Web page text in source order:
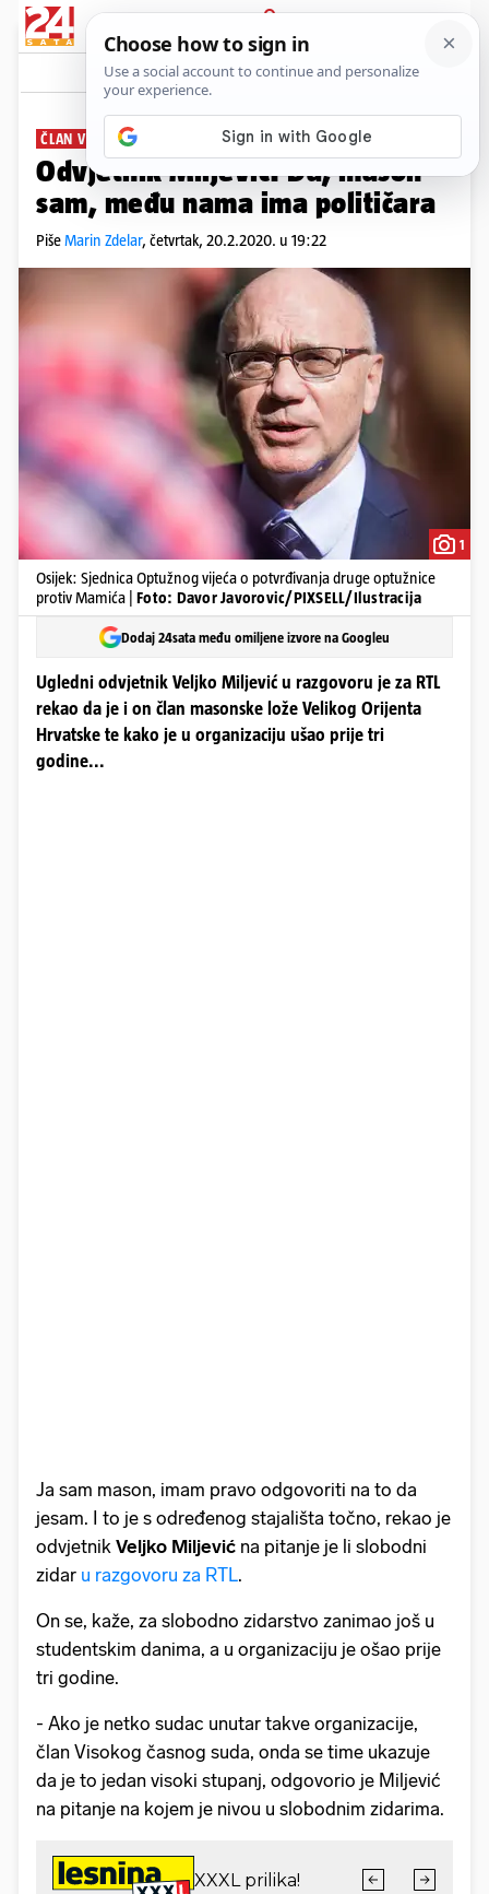
PRIJAVA
News Komentari
ČLAN VISOKOG ČASNOG SUDA
Odvjetnik Miljević: Da, mason
sam, među nama ima političara
PišeMarin Zdelar, četvrtak, 20.2.2020. u 19:22
1
Osijek: Sjednica Optužnog vijeća o potvrđivanja druge optužnice
protiv Mamića | Foto: Davor Javorovic/PIXSELL/Ilustracija
Dodaj 24sata među omiljene izvore na Googleu
Ugledni odvjetnik Veljko Miljević u razgovoru je za RTL
rekao da je i on član masonske lože Velikog Orijenta
Hrvatske te kako je u organizaciju ušao prije tri
godine...
Ja sam mason, imam pravo odgovoriti na to da
jesam. I to je s određenog stajališta točno, rekao je
odvjetnik Veljko Miljević na pitanje je li slobodni
zidar u razgovoru za RTL.
On se, kaže, za slobodno zidarstvo zanimao još u
studentskim danima, a u organizaciju je ošao prije
tri godine.
- Ako je netko sudac unutar takve organizacije,
član Visokog časnog suda, onda se time ukazuje
da je to jedan visoki stupanj, odgovorio je Miljević
na pitanje na kojem je nivou u slobodnim zidarima.